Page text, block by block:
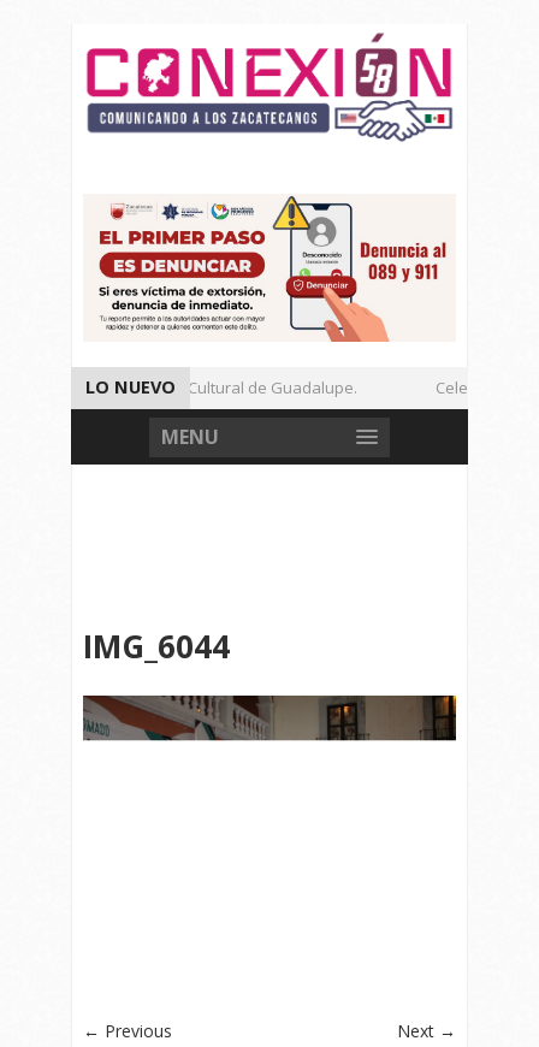
LO NUEVO
Electrónica en Festival Cultural de Guadalupe.
Celebran
de México Imparable.
Docente de la UAZ Participa en Taller
MENU
IMG_6044
← Previous
Next →